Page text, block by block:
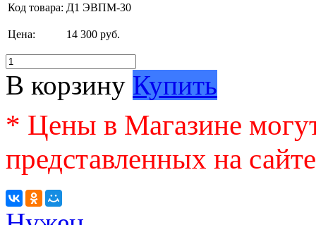
Код товара: Д1 ЭВПМ-30
Цена: 14 300 руб.
В корзину Купить
* Цены в Магазине
представленных на сайте